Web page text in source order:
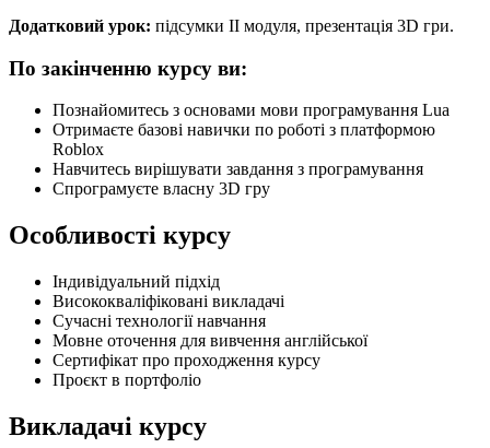
Додатковий урок: підсумки ІІ модуля, презентація 3D гри.
По закінченню курсу ви:
Познайомитесь з основами мови програмування Lua
Отримаєте базові навички по роботі з платформою
Roblox
Навчитесь вирішувати завдання з програмування
Спрограмуєте власну 3D гру
Особливості курсу
Індивідуальний підхід
Висококваліфіковані викладачі
Сучасні технології навчання
Мовне оточення для вивчення англійської
Сертифікат про проходження курсу
Проєкт в портфоліо
Викладачі курсу